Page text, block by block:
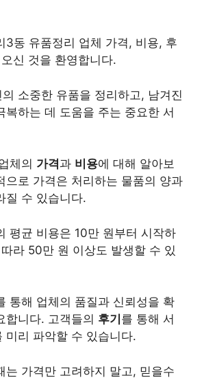
3동 유품정리 업체 가격, 비용, 후
신 것을 환영합니다.
소중한 유품을 정리하고, 남겨진
복하는 데 도움을 주는 중요한 서
체의 가격과 비용에 대해 알아보
으로 가격은 처리하는 물품의 양과
질 수 있습니다.
평균 비용은 10만 원부터 시작하
라 50만 원 이상도 발생할 수 있
통해 업체의 품질과 신뢰성을 확
합니다. 고객들의 후기 를 통해 서
미리 파악할 수 있습니다.
는 가격만 고려하지 말고, 믿을수